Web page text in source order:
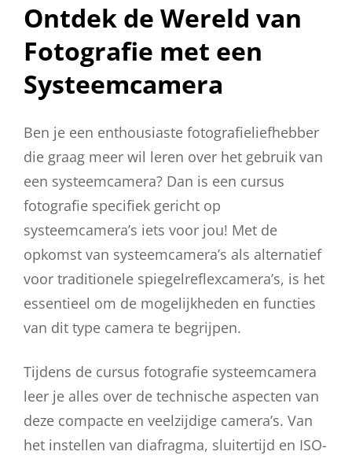
Ontdek de Wereld van
Fotografie met een
Systeemcamera
Ben je een enthousiaste fotografieliefhebber
die graag meer wil leren over het gebruik van
een systeemcamera? Dan is een cursus
fotografie specifiek gericht op
systeemcamera’s iets voor jou! Met de
opkomst van systeemcamera’s als alternatief
voor traditionele spiegelreflexcamera’s, is het
essentieel om de mogelijkheden en functies
van dit type camera te begrijpen.
Tijdens de cursus fotografie systeemcamera
leer je alles over de technische aspecten van
deze compacte en veelzijdige camera’s. Van
het instellen van diafragma, sluitertijd en ISO-